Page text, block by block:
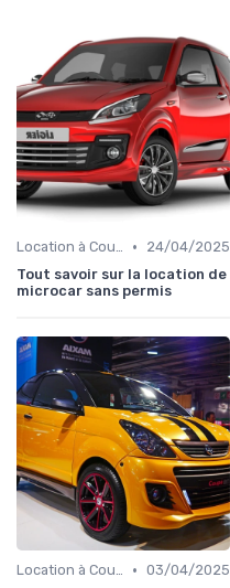
Location à Court Terme •
24/04/2025
Tout savoir sur la location de
microcar sans permis
Location à Court Terme • 03/04/2025